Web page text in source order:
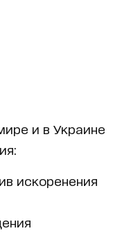
мире и в Украине
искоренения